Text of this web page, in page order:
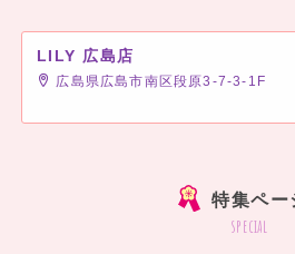
LILY 広島店
広島県広島市南区段原3-7-3-1F
特集ペー
special